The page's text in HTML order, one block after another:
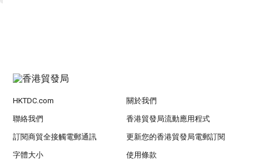
HKTDC.com 關於我們
聯絡我們 香港貿發局流動應用程式
訂閱商貿全接觸電郵通訊 更新您的香港貿發局電郵訂閱
字體大小 使用條款